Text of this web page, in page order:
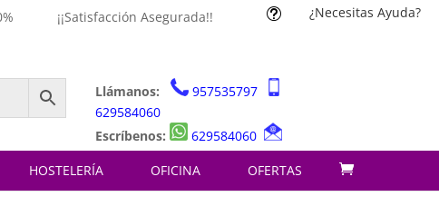
¡¡Satisfacción Asegurada!! t ¿Necesitas Ayuda?
Llámanos:
957535797
629584060
Escríbenos:
629584060
HOSTELERÍA OFICINA OFERTAS